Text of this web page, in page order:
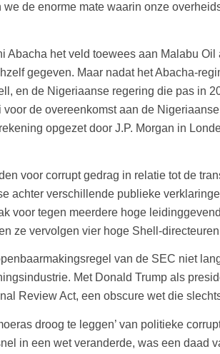
de enorme mate waarin onze
het veld toewees aan Malabu
gegeven. Maar nadat het Abacha-
en de Nigeriaanse regering die pas in
de overeenkomst aan de
opgezet door J.P. Morgan in
voor corrupt gedrag in relatie tot de
achter verschillende publieke
voor tegen meerdere hoge
ze vervolgen vier hoge Shell-
van de SEC niet
Met Donald Trump als
Review Act, een obscure wet die
droog te leggen’ van politieke
in een wet veranderde, was een daad